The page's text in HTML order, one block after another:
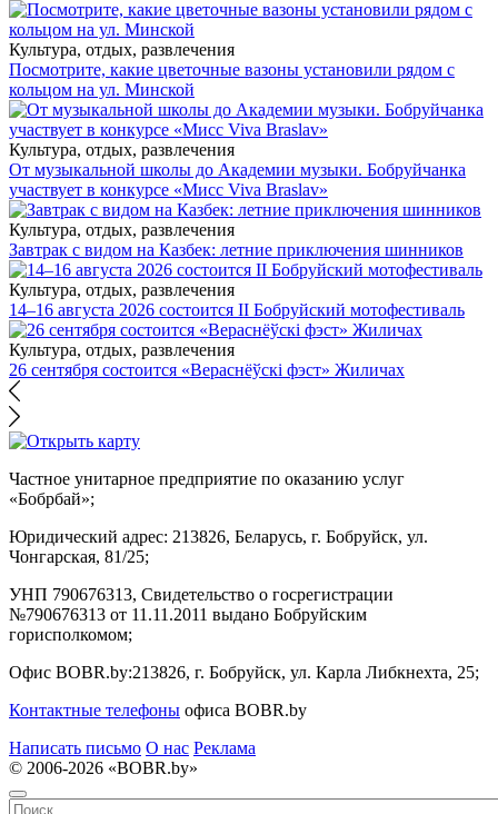
Культура, отдых, развлечения
Посмотрите, какие цветочные вазоны установили рядом с
кольцом на ул. Минской
Культура, отдых, развлечения
От музыкальной школы до Академии музыки. Бобруйчанка
участвует в конкурсе «Мисс Viva Braslav»
Культура, отдых, развлечения
Завтрак с видом на Казбек: летние приключения шинников
Культура, отдых, развлечения
14–16 августа 2026 состоится II Бобруйский мотофестиваль
Культура, отдых, развлечения
26 сентября состоится «Вераснёўскі фэст» Жиличах
Частное унитарное предприятие по оказанию услуг
«Бобрбай»;
Юридический адрес: 213826, Беларусь, г. Бобруйск, ул.
Чонгарская, 81/25;
УНП 790676313, Свидетельство о госрегистрации
№790676313 от 11.11.2011 выдано Бобруйским
горисполкомом;
Офис BOBR.by:213826, г. Бобруйск, ул. Карла Либкнехта, 25;
Контактные телефоны офиса BOBR.by
Написать письмо О нас Реклама
© 2006-2026 «BOBR.by»